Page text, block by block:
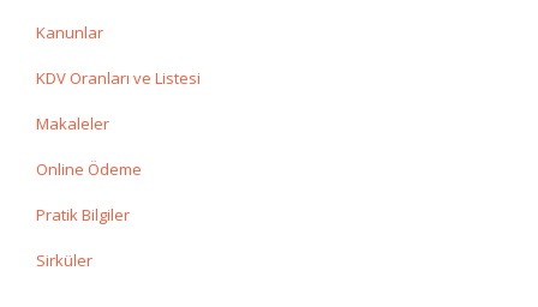
Kanunlar
KDV Oranları ve Listesi
Makaleler
Online Ödeme
Pratik Bilgiler
Sirküler